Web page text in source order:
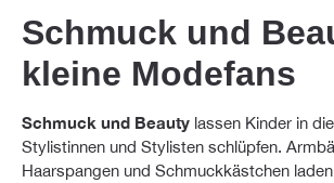
Schmuck und
kleine Modefans
Schmuck und Beauty lassen Kinder in
Stylistinnen und Stylisten schlüpfen.
Haarspangen und Schmuckkästchen